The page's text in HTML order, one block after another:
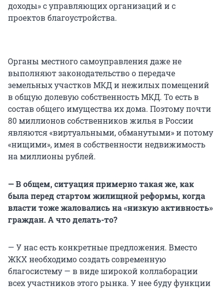
доходы» с управляющих организаций и с
проектов благоустройства.
Органы местного самоуправления даже не
выполняют законодательство о передаче
земельных участков МКД и нежилых помещений
в общую долевую собственность МКД. То есть в
состав общего имущества их дома. Поэтому почти
80 миллионов собственников жилья в России
являются «виртуальными, обманутыми» и потому
«нищими», имея в собственности недвижимость
на миллионы рублей.
— В общем, ситуация примерно такая же, как
была перед стартом жилищной реформы, когда
власти тоже жаловались на «низкую активность»
граждан. А что делать-то?
— У нас есть конкретные предложения. Вместо
ЖКХ необходимо создать современную
благосистему — в виде широкой коллаборации
всех участников этого рынка. У нее буду функции